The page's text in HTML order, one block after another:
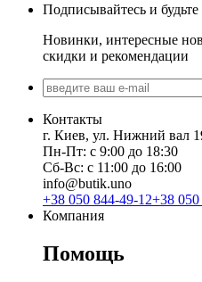
Подписывайтесь и
Новинки, интересные
скидки и рекомендации
Контакты
г. Киев, ул. Нижний вал
Пн-Пт: с 9:00 до 18:30
Сб-Вс: с 11:00 до 16:00
info@butik.uno
+38 050 844-49-12+38
Компания
Помощь